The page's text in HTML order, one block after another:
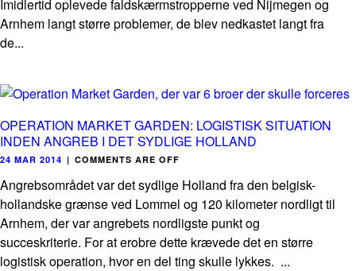
Imidlertid oplevede faldskærmstropperne ved Nijmegen og
Arnhem langt større problemer, de blev nedkastet langt fra
de...
OPERATION MARKET GARDEN: LOGISTISK SITUATION
INDEN ANGREB I DET SYDLIGE HOLLAND
24 MAR 2014 | COMMENTS ARE OFF
Angrebsområdet var det sydlige Holland fra den belgisk-
hollandske grænse ved Lommel og 120 kilometer nordligt til
Arnhem, der var angrebets nordligste punkt og
succeskriterie. For at erobre dette krævede det en større
logistisk operation, hvor en del ting skulle lykkes. ...